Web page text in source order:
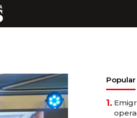
Popular
1.